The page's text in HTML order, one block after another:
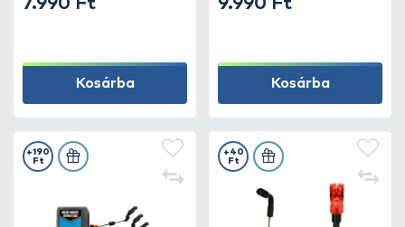
7.990 Ft
Kosárba
9.990 Ft
Kosárba
+190
Ft
+40
Ft